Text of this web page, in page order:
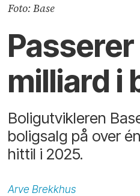
Foto: Base
milliard i
Boligutvikleren
boligsalg på over
hittil i 2025.
Arve Brekkhus